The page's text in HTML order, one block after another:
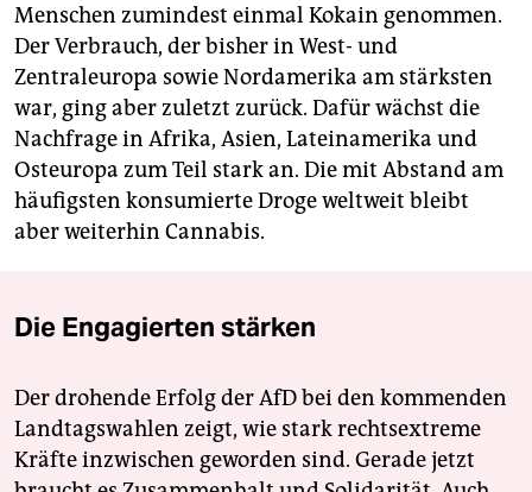
Menschen zumindest einmal Kokain genommen.
Der Verbrauch, der bisher in West- und
Zentraleuropa sowie Nordamerika am stärksten
war, ging aber zuletzt zurück. Dafür wächst die
Nachfrage in Afrika, Asien, Lateinamerika und
Osteuropa zum Teil stark an. Die mit Abstand am
häufigsten konsumierte Droge weltweit bleibt
aber weiterhin Cannabis.
Die Engagierten stärken
Der drohende Erfolg der AfD bei den kommenden
Landtagswahlen zeigt, wie stark rechtsextreme
Kräfte inzwischen geworden sind. Gerade jetzt